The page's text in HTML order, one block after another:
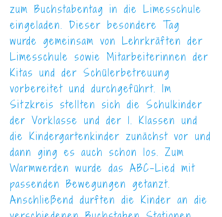
zum Buchstabentag in die Limesschule
eingeladen. Dieser besondere Tag
wurde gemeinsam von Lehrkräften der
Limesschule sowie Mitarbeiterinnen der
Kitas und der Schülerbetreuung
vorbereitet und durchgeführt. Im
Sitzkreis stellten sich die Schulkinder
der Vorklasse und der 1. Klassen und
die Kindergartenkinder zunächst vor und
dann ging es auch schon los. Zum
Warmwerden wurde das ABC-Lied mit
passenden Bewegungen getanzt.
Anschließend durften die Kinder an die